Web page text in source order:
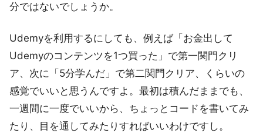
分ではないでしょうか。
Udemyを利用するにしても、例えば「お金出して
Udemyのコンテンツを1つ買った」で第一関門クリ
ア、次に「5分学んだ」で第二関門クリア、くらいの
感覚でいいと思うんですよ。最初は積んだままでも、
一週間に一度でいいから、ちょっとコードを書いてみ
たり、目を通してみたりすればいいわけですし。